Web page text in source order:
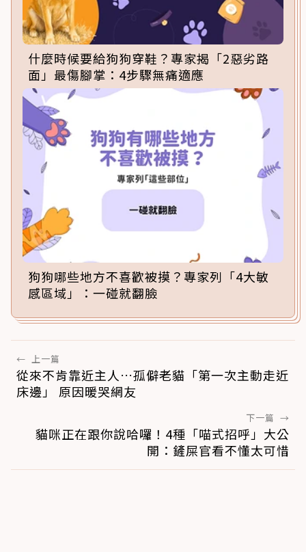
什麼時候要給狗狗穿鞋？專家揭「2惡劣路
面」最傷腳掌：4步驟無痛適應
狗狗哪些地方不喜歡被摸？專家列「4大敏
感區域」：一碰就翻臉
← 上一篇
從來不肯靠近主人…孤僻老貓「第一次主動走近
床邊」 原因暖哭網友
下一篇 →
貓咪正在跟你說哈囉！4種「喵式招呼」大公
開：鏟屎官看不懂太可惜